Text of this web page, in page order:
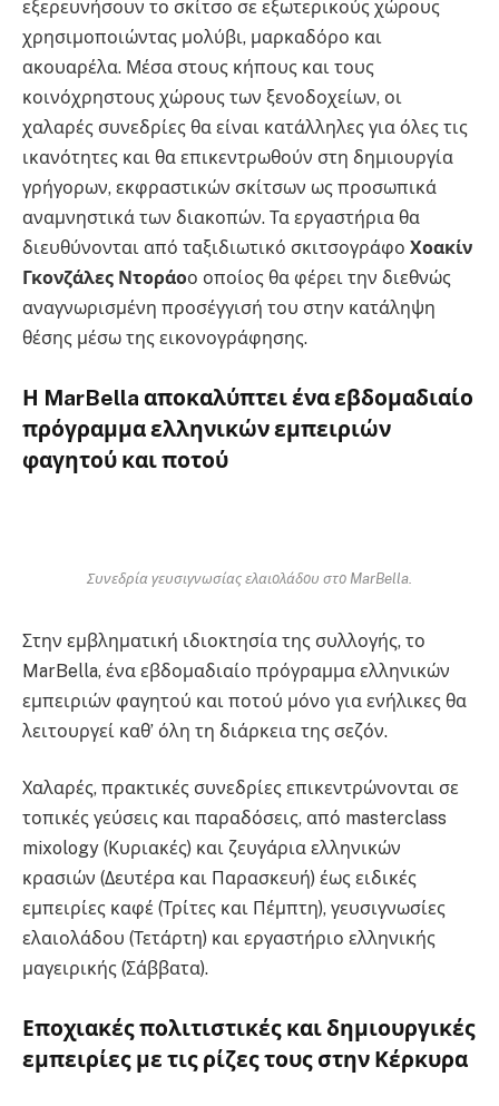
εξερευνήσουν το σκίτσο σε εξωτερικούς χώρους
χρησιμοποιώντας μολύβι, μαρκαδόρο και
ακουαρέλα. Μέσα στους κήπους και τους
κοινόχρηστους χώρους των ξενοδοχείων, οι
χαλαρές συνεδρίες θα είναι κατάλληλες για όλες τις
ικανότητες και θα επικεντρωθούν στη δημιουργία
γρήγορων, εκφραστικών σκίτσων ως προσωπικά
αναμνηστικά των διακοπών. Τα εργαστήρια θα
διευθύνονται από ταξιδιωτικό σκιτσογράφο Χοακίν
Γκονζάλες Ντοράοο οποίος θα φέρει την διεθνώς
αναγνωρισμένη προσέγγισή του στην κατάληψη
θέσης μέσω της εικονογράφησης.
Η MarBella αποκαλύπτει ένα εβδομαδιαίο
πρόγραμμα ελληνικών εμπειριών
φαγητού και ποτού
Συνεδρία γευσιγνωσίας ελαιολάδου στο MarBella.
Στην εμβληματική ιδιοκτησία της συλλογής, το
MarBella, ένα εβδομαδιαίο πρόγραμμα ελληνικών
εμπειριών φαγητού και ποτού μόνο για ενήλικες θα
λειτουργεί καθ’ όλη τη διάρκεια της σεζόν.
Χαλαρές, πρακτικές συνεδρίες επικεντρώνονται σε
τοπικές γεύσεις και παραδόσεις, από masterclass
mixology (Κυριακές) και ζευγάρια ελληνικών
κρασιών (Δευτέρα και Παρασκευή) έως ειδικές
εμπειρίες καφέ (Τρίτες και Πέμπτη), γευσιγνωσίες
ελαιολάδου (Τετάρτη) και εργαστήριο ελληνικής
μαγειρικής (Σάββατα).
Εποχιακές πολιτιστικές και δημιουργικές
εμπειρίες με τις ρίζες τους στην Κέρκυρα